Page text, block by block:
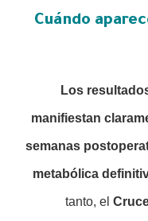
¿Cuándo
Los
manifiestan
semanas
metabólica
tanto, el